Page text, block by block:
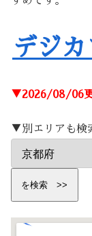
デジ
▼2026/08/06
▼別エリアも検